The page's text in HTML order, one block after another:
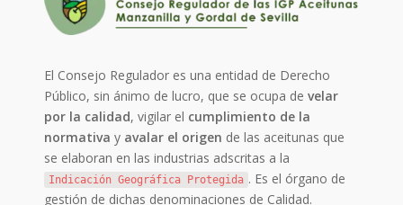
El Consejo Regulador es una entidad de Derecho
Público, sin ánimo de lucro, que se ocupa develar
por la calidad, vigilar el cumplimiento de la
normativa y avalar el origen de las aceitunas que
se elaboran en las industrias adscritas a la
Indicación Geográfica Protegida . Es el órgano de
gestión de dichas denominaciones de Calidad.